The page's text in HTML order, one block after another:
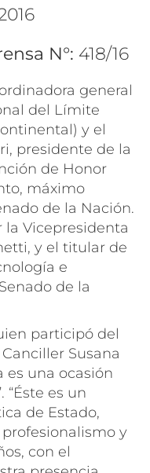
N°: 418/16
general
del Límite
y el
presidente de la
de Honor
máximo
de la Nación.
la Vicepresidenta
y el titular de
e
de la
participó del
Susana
es una ocasión
“Éste es un
de Estado,
y
con el